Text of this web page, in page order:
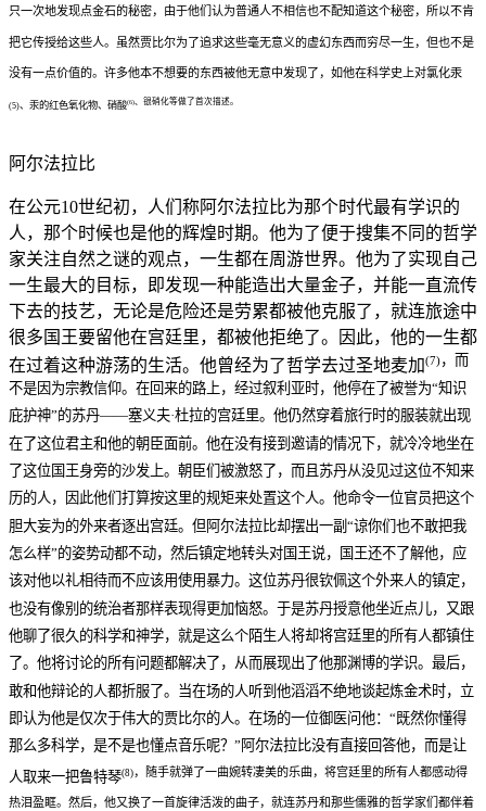
只一次地发现点金石的秘密，由于他们认为普通人不相信也不配知道这个秘密，所以不肯
把它传授给这些人。虽然贾比尔为了追求这些毫无意义的虚幻东西而穷尽一生，但也不是
没有一点价值的。许多他本不想要的东西被他无意中发现了，如他在科学史上对氯化汞
(5)、汞的红色氧化物、硝酸(6)、银硝化等做了首次描述。
阿尔法拉比
在公元10世纪初，人们称阿尔法拉比为那个时代最有学识的
人，那个时候也是他的辉煌时期。他为了便于搜集不同的哲学
家关注自然之谜的观点，一生都在周游世界。他为了实现自己
一生最大的目标，即发现一种能造出大量金子，并能一直流传
下去的技艺，无论是危险还是劳累都被他克服了，就连旅途中
很多国王要留他在宫廷里，都被他拒绝了。因此，他的一生都
在过着这种游荡的生活。他曾经为了哲学去过圣地麦加(7)，而
不是因为宗教信仰。在回来的路上，经过叙利亚时，他停在了被誉为“知识
庇护神”的苏丹——塞义夫·杜拉的宫廷里。他仍然穿着旅行时的服装就出现
在了这位君主和他的朝臣面前。他在没有接到邀请的情况下，就冷冷地坐在
了这位国王身旁的沙发上。朝臣们被激怒了，而且苏丹从没见过这位不知来
历的人，因此他们打算按这里的规矩来处置这个人。他命令一位官员把这个
胆大妄为的外来者逐出宫廷。但阿尔法拉比却摆出一副“谅你们也不敢把我
怎么样”的姿势动都不动，然后镇定地转头对国王说，国王还不了解他，应
该对他以礼相待而不应该用使用暴力。这位苏丹很钦佩这个外来人的镇定，
也没有像别的统治者那样表现得更加恼怒。于是苏丹授意他坐近点儿，又跟
他聊了很久的科学和神学，就是这么个陌生人将却将宫廷里的所有人都镇住
了。他将讨论的所有问题都解决了，从而展现出了他那渊博的学识。最后，
敢和他辩论的人都折服了。当在场的人听到他滔滔不绝地谈起炼金术时，立
即认为他是仅次于伟大的贾比尔的人。在场的一位御医问他：“既然你懂得
那么多科学，是不是也懂点音乐呢？”阿尔法拉比没有直接回答他，而是让
人取来一把鲁特琴(8) ，随手就弹了一曲婉转凄美的乐曲，将宫廷里的所有人都感动得
热泪盈眶。然后，他又换了一首旋律活泼的曲子，就连苏丹和那些儒雅的哲学家们都伴着